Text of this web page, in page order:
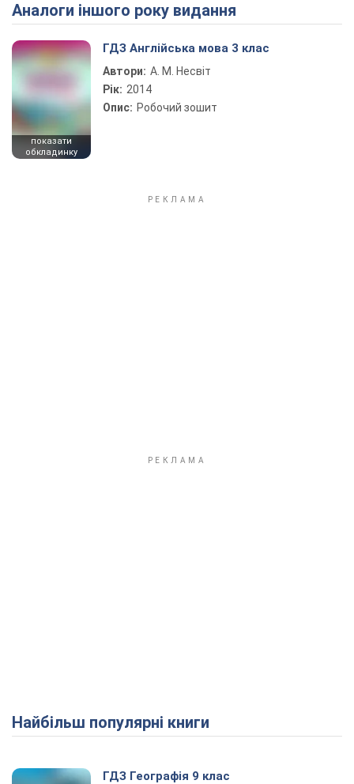
Play Video
Аналоги іншого року видання
показати
обкладинку
ГДЗ Англійська мова 3 клас
Автори: А. М. Несвіт
Рік: 2014
Опис: Робочий зошит
Найбільш популярні книги
ГДЗ Географія 9 клас